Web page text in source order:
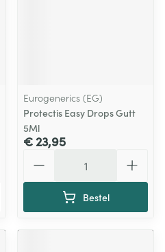
Eurogenerics (EG)
Protectis Easy Drops Gutt
5Ml
€ 23,95
Bestel